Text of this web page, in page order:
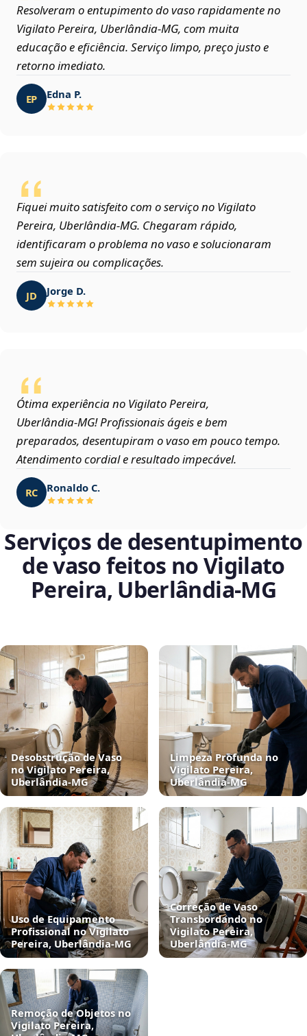
Resolveram o entupimento do vaso rapidamente no
Vigilato Pereira, Uberlândia‑MG, com muita
educação e eficiência. Serviço limpo, preço justo e
retorno imediato.
EP Edna P.
Fiquei muito satisfeito com o serviço no Vigilato
Pereira, Uberlândia‑MG. Chegaram rápido,
identificaram o problema no vaso e solucionaram
sem sujeira ou complicações.
JD Jorge D.
Ótima experiência no Vigilato Pereira,
Uberlândia‑MG! Profissionais ágeis e bem
preparados, desentupiram o vaso em pouco tempo.
Atendimento cordial e resultado impecável.
RC Ronaldo C.
Serviços de desentupimento
de vaso feitos no Vigilato
Pereira, Uberlândia‑MG
Desobstrução de Vaso
no Vigilato Pereira,
Uberlândia‑MG
Limpeza Profunda no
Vigilato Pereira,
Uberlândia‑MG
Uso de Equipamento
Profissional no Vigilato
Pereira, Uberlândia‑MG
Correção de Vaso
Transbordando no
Vigilato Pereira,
Uberlândia‑MG
Remoção de Objetos no
Vigilato Pereira,